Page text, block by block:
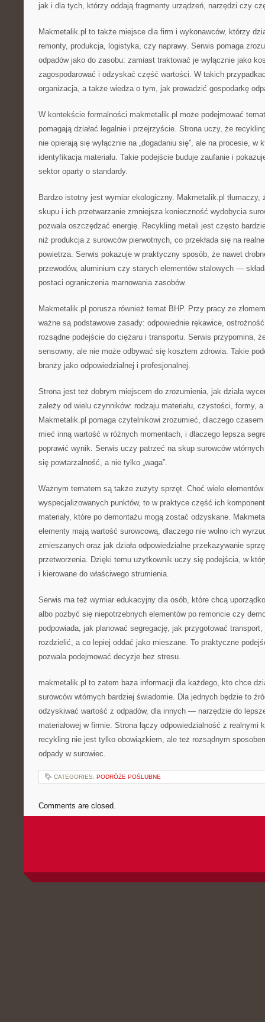
jak i dla tych, którzy oddają fragmenty urządzeń, narzędzi czy
Makmetalik.pl to także miejsce dla firm i wykonawców, którzy
remonty, produkcja, logistyka, czy naprawy. Serwis pomaga
odpadów jako do zasobu: zamiast traktować je wyłącznie jako
zagospodarować i odzyskać część wartości. W takich
organizacja, a także wiedza o tym, jak prowadzić gospodarkę
W kontekście formalności makmetalik.pl może podejmować
pomagają działać legalnie i przejrzyście. Strona uczy, że
nie opierają się wyłącznie na „dogadaniu się”, ale na procesie, w
identyfikacja materiału. Takie podejście buduje zaufanie i
sektor oparty o standardy.
Bardzo istotny jest wymiar ekologiczny. Makmetalik.pl tłumaczy,
skupu i ich przetwarzanie zmniejsza konieczność wydobycia
pozwala oszczędzać energię. Recykling metali jest często
niż produkcja z surowców pierwotnych, co przekłada się na
powietrza. Serwis pokazuje w praktyczny sposób, że nawet
przewodów, aluminium czy starych elementów stalowych —
postaci ograniczenia marnowania zasobów.
Makmetalik.pl porusza również temat BHP. Przy pracy ze
ważne są podstawowe zasady: odpowiednie rękawice,
rozsądne podejście do ciężaru i transportu. Serwis przypomina,
sensowny, ale nie może odbywać się kosztem zdrowia. Takie
branży jako odpowiedzialnej i profesjonalnej.
Strona jest też dobrym miejscem do zrozumienia, jak działa
zależy od wielu czynników: rodzaju materiału, czystości, formy,
Makmetalik.pl pomaga czytelnikowi zrozumieć, dlaczego
mieć inną wartość w różnych momentach, i dlaczego lepsza
poprawić wynik. Serwis uczy patrzeć na skup surowców
się powtarzalność, a nie tylko „waga”.
Ważnym tematem są także zużyty sprzęt. Choć wiele
wyspecjalizowanych punktów, to w praktyce część ich
materiały, które po demontażu mogą zostać odzyskane.
elementy mają wartość surowcową, dlaczego nie wolno ich
zmieszanych oraz jak działa odpowiedzialne przekazywanie
przetworzenia. Dzięki temu użytkownik uczy się podejścia, w
i kierowane do właściwego strumienia.
Serwis ma też wymiar edukacyjny dla osób, które chcą
albo pozbyć się niepotrzebnych elementów po remoncie czy
podpowiada, jak planować segregację, jak przygotować
rozdzielić, a co lepiej oddać jako mieszane. To praktyczne
pozwala podejmować decyzje bez stresu.
makmetalik.pl to zatem baza informacji dla każdego, kto chce
surowców wtórnych bardziej świadomie. Dla jednych będzie to
odzyskiwać wartość z odpadów, dla innych — narzędzie do
materiałowej w firmie. Strona łączy odpowiedzialność z
recykling nie jest tylko obowiązkiem, ale też rozsądnym
odpady w surowiec.
CATEGORIES: PODRÓŻE POŚLUBNE
Comments are closed.